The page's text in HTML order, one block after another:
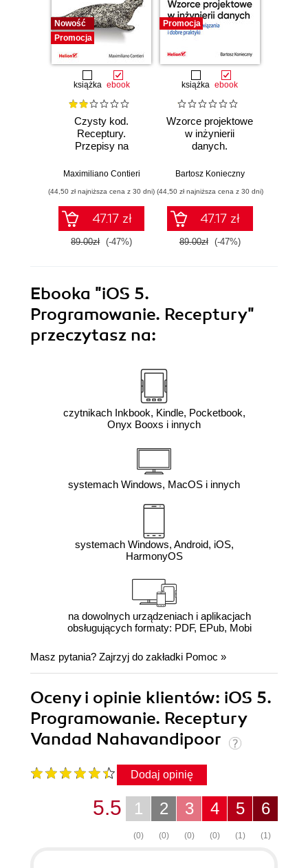
Nowość
Promocja
książka ebook
Czysty kod.
Receptury.
Przepisy na
struktury i jakości
Maximiliano Contieri
(44,50 zł najniższa cena z 30 dni)
47.17 zł
89.00zł (-47%)
Promocja
książka ebook
Wzorce projektowe
w inżynierii
danych.
rozwiązania i dobre
Bartosz Konieczny
(44,50 zł najniższa cena z 30 dni)
47.17 zł
89.00zł (-47%)
Ebooka "iOS 5.
Programowanie. Receptury"
przeczytasz na:
czytnikach Inkbook, Kindle, Pocketbook,
Onyx Booxs i innych
systemach Windows, MacOS i innych
systemach Windows, Android, iOS,
HarmonyOS
na dowolnych urządzeniach i aplikacjach
obsługujących formaty: PDF, EPub, Mobi
Masz pytania? Zajrzyj do zakładki Pomoc »
Oceny i opinie klientów: iOS 5.
Programowanie. Receptury
Vandad Nahavandipoor
Dodaj opinię
6
(1)
5
(1)
4
(0)
3
(0)
2
(0)
1
(0)
5.5